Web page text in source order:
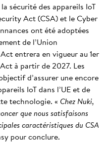
sécurité des appareils IoT
Act (CSA) et le Cyber
ont été adoptées
de l’Union
entrera en vigueur au 1er
à partir de 2027. Les
d’assurer une encore
IoT dans l’UE et de
technologie. « Chez Nuki,
que nous satisfaisons
caractéristiques du CSA
pour conclure.